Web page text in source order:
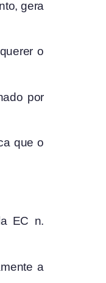
gera
o
por
que o
EC n.
a